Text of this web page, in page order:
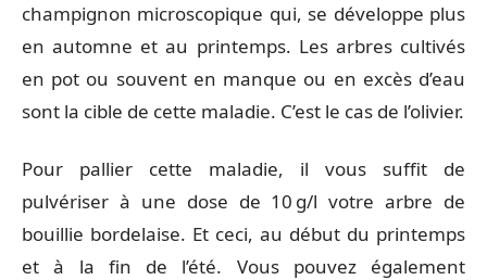
champignon microscopique qui, se développe plus
en automne et au printemps. Les arbres cultivés
en pot ou souvent en manque ou en excès d’eau
sont la cible de cette maladie. C’est le cas de l’olivier.
Pour pallier cette maladie, il vous suffit de
pulvériser à une dose de 10 g/l votre arbre de
bouillie bordelaise. Et ceci, au début du printemps
et à la fin de l’été. Vous pouvez également